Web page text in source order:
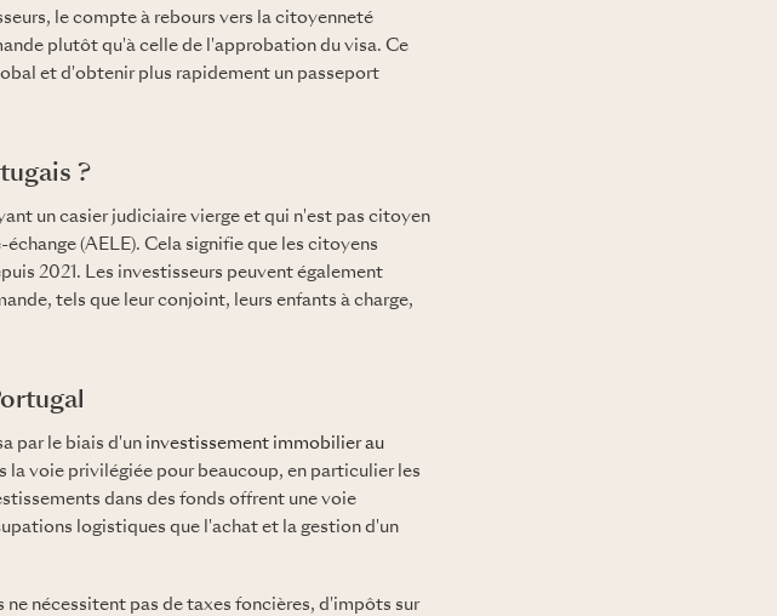
le compte à rebours vers la citoyenneté
plutôt qu'à celle de l'approbation du visa. Ce
et d'obtenir plus rapidement un passeport
?
un casier judiciaire vierge et qui n'est pas citoyen
(AELE). Cela signifie que les citoyens
2021. Les investisseurs peuvent également
tels que leur conjoint, leurs enfants à charge,
par le biais d'un investissement immobilier au
la voie privilégiée pour beaucoup, en particulier les
dans des fonds offrent une voie
logistiques que l'achat et la gestion d'un
nécessitent pas de taxes foncières, d'impôts sur